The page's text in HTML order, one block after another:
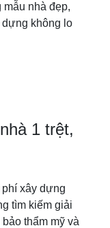
nhà đẹp,
không lo
1 trệt,
xây dựng
tìm kiếm giải
thẩm mỹ và